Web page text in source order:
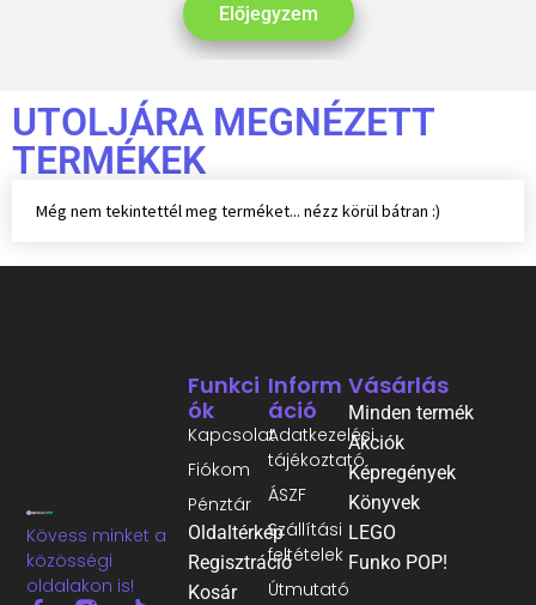
Előjegyzem
UTOLJÁRA MEGNÉZETT
TERMÉKEK
Még nem tekintettél meg terméket... nézz körül bátran :)
Kövess minket a
közösségi
oldalakon is!
Inform
Áció
Adatkezelési
tájékoztató
ÁSZF
Szállítási
feltételek
Útmutató
Funkci
Ók
Kapcsolat
Fiókom
Pénztár
Oldaltérkép
Regisztráció
Kosár
Vásárlás
Minden termék
Akciók
Képregények
Könyvek
LEGO
Funko POP!